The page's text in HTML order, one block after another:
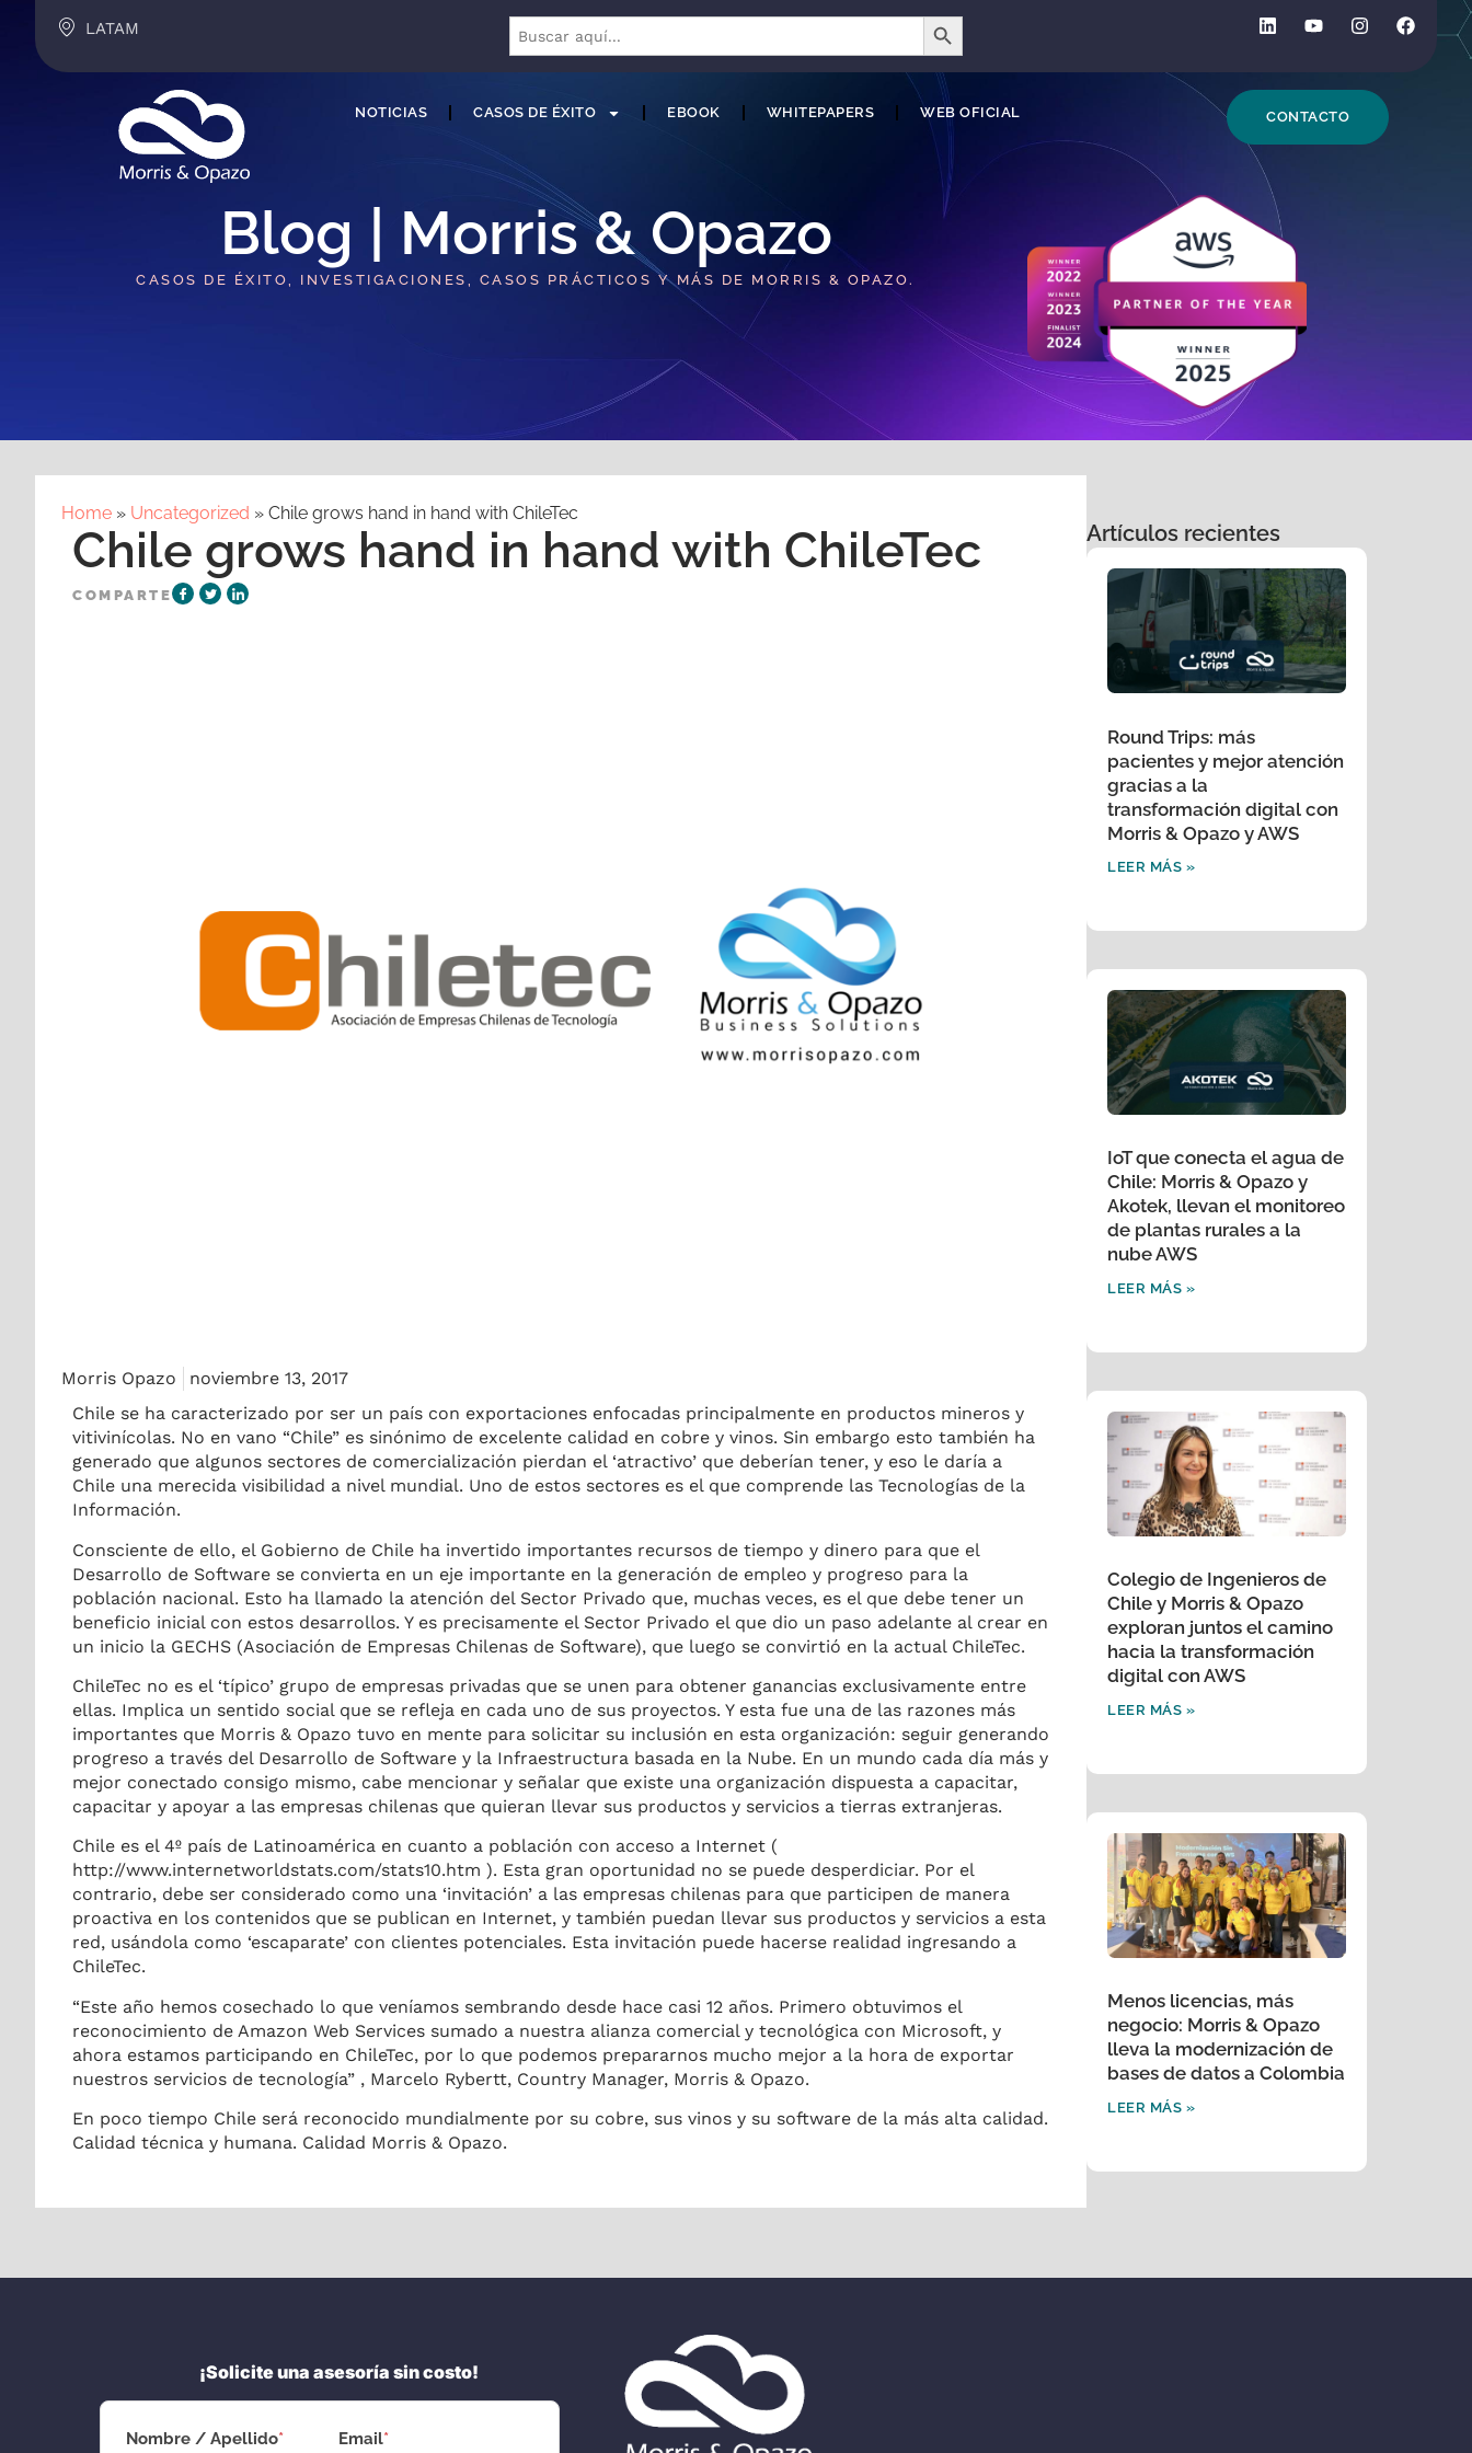
LATAM Buscar:
BOTÓN DE BÚSQUEDA
NOTICIAS CASOS DE ÉXITO EBOOK WHITEPAPERS WEB OFICIAL CONTACTO
Blog | Morris & Opazo
CASOS DE ÉXITO, INVESTIGACIONES, CASOS PRÁCTICOS Y MÁS DE MORRIS & OPAZO.
Home » Uncategorized » Chile grows hand in hand with ChileTec
Chile grows hand in hand with ChileTec
COMPARTE
Morris Opazo
noviembre 13, 2017
Chile se ha caracterizado por ser un país con exportaciones enfocadas principalmente en productos mineros y
vitivinícolas. No en vano “Chile” es sinónimo de excelente calidad en cobre y vinos. Sin embargo esto también ha
generado que algunos sectores de comercialización pierdan el ‘atractivo’ que deberían tener, y eso le daría a
Chile una merecida visibilidad a nivel mundial. Uno de estos sectores es el que comprende las Tecnologías de la
Información.
Consciente de ello, el Gobierno de Chile ha invertido importantes recursos de tiempo y dinero para que el
Desarrollo de Software se convierta en un eje importante en la generación de empleo y progreso para la
población nacional. Esto ha llamado la atención del Sector Privado que, muchas veces, es el que debe tener un
beneficio inicial con estos desarrollos. Y es precisamente el Sector Privado el que dio un paso adelante al crear en
un inicio la GECHS (Asociación de Empresas Chilenas de Software), que luego se convirtió en la actual ChileTec.
ChileTec no es el ‘típico’ grupo de empresas privadas que se unen para obtener ganancias exclusivamente entre
ellas. Implica un sentido social que se refleja en cada uno de sus proyectos. Y esta fue una de las razones más
importantes que Morris & Opazo tuvo en mente para solicitar su inclusión en esta organización: seguir generando
progreso a través del Desarrollo de Software y la Infraestructura basada en la Nube. En un mundo cada día más y
mejor conectado consigo mismo, cabe mencionar y señalar que existe una organización dispuesta a capacitar,
capacitar y apoyar a las empresas chilenas que quieran llevar sus productos y servicios a tierras extranjeras.
Chile es el 4º país de Latinoamérica en cuanto a población con acceso a Internet (
http://www.internetworldstats.com/stats10.htm ). Esta gran oportunidad no se puede desperdiciar. Por el
contrario, debe ser considerado como una ‘invitación’ a las empresas chilenas para que participen de manera
proactiva en los contenidos que se publican en Internet, y también puedan llevar sus productos y servicios a esta
red, usándola como ‘escaparate’ con clientes potenciales. Esta invitación puede hacerse realidad ingresando a
ChileTec.
“Este año hemos cosechado lo que veníamos sembrando desde hace casi 12 años. Primero obtuvimos el
reconocimiento de Amazon Web Services sumado a nuestra alianza comercial y tecnológica con Microsoft, y
ahora estamos participando en ChileTec, por lo que podemos prepararnos mucho mejor a la hora de exportar
nuestros servicios de tecnología” , Marcelo Rybertt, Country Manager, Morris & Opazo.
En poco tiempo Chile será reconocido mundialmente por su cobre, sus vinos y su software de la más alta calidad.
Calidad técnica y humana. Calidad Morris & Opazo.
Artículos recientes
Round Trips: más
pacientes y mejor atención
gracias a la
transformación digital con
Morris & Opazo y AWS
LEER MÁS »
IoT que conecta el agua de
Chile: Morris & Opazo y
Akotek, llevan el monitoreo
de plantas rurales a la
nube AWS
LEER MÁS »
Colegio de Ingenieros de
Chile y Morris & Opazo
exploran juntos el camino
hacia la transformación
digital con AWS
LEER MÁS »
Menos licencias, más
negocio: Morris & Opazo
lleva la modernización de
bases de datos a Colombia
LEER MÁS »
¡Solicite una asesoría sin costo!
Nombre / Apellido* Email*